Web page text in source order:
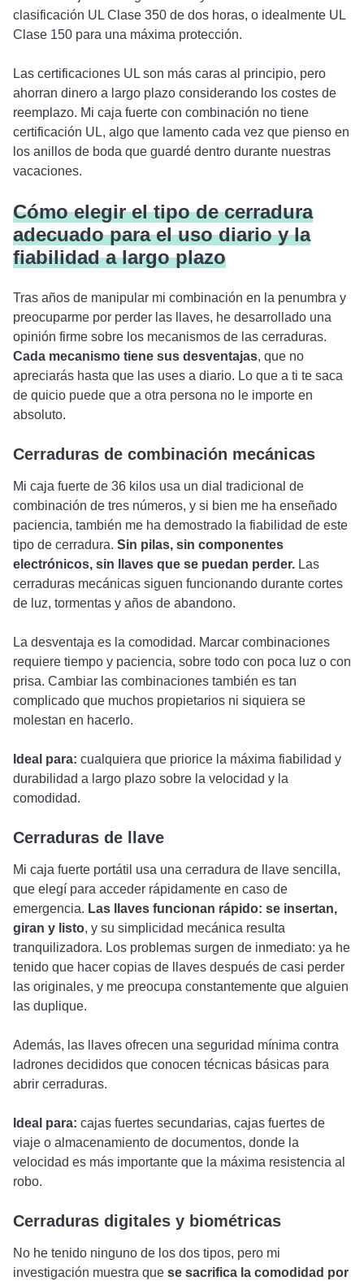
clasificación UL Clase 350 de dos horas, o idealmente UL
Clase 150 para una máxima protección.
Las certificaciones UL son más caras al principio, pero
ahorran dinero a largo plazo considerando los costes de
reemplazo. Mi caja fuerte con combinación no tiene
certificación UL, algo que lamento cada vez que pienso en
los anillos de boda que guardé dentro durante nuestras
vacaciones.
Cómo elegir el tipo de cerradura
adecuado para el uso diario y la
fiabilidad a largo plazo
Tras años de manipular mi combinación en la penumbra y
preocuparme por perder las llaves, he desarrollado una
opinión firme sobre los mecanismos de las cerraduras.
Cada mecanismo tiene sus desventajas, que no
apreciarás hasta que las uses a diario. Lo que a ti te saca
de quicio puede que a otra persona no le importe en
absoluto.
Cerraduras de combinación mecánicas
Mi caja fuerte de 36 kilos usa un dial tradicional de
combinación de tres números, y si bien me ha enseñado
paciencia, también me ha demostrado la fiabilidad de este
tipo de cerradura. Sin pilas, sin componentes
electrónicos, sin llaves que se puedan perder. Las
cerraduras mecánicas siguen funcionando durante cortes
de luz, tormentas y años de abandono.
La desventaja es la comodidad. Marcar combinaciones
requiere tiempo y paciencia, sobre todo con poca luz o con
prisa. Cambiar las combinaciones también es tan
complicado que muchos propietarios ni siquiera se
molestan en hacerlo.
Ideal para: cualquiera que priorice la máxima fiabilidad y
durabilidad a largo plazo sobre la velocidad y la
comodidad.
Cerraduras de llave
Mi caja fuerte portátil usa una cerradura de llave sencilla,
que elegí para acceder rápidamente en caso de
emergencia. Las llaves funcionan rápido: se insertan,
giran y listo, y su simplicidad mecánica resulta
tranquilizadora. Los problemas surgen de inmediato: ya he
tenido que hacer copias de llaves después de casi perder
las originales, y me preocupa constantemente que alguien
las duplique.
Además, las llaves ofrecen una seguridad mínima contra
ladrones decididos que conocen técnicas básicas para
abrir cerraduras.
Ideal para: cajas fuertes secundarias, cajas fuertes de
viaje o almacenamiento de documentos, donde la
velocidad es más importante que la máxima resistencia al
robo.
Cerraduras digitales y biométricas
No he tenido ninguno de los dos tipos, pero mi
investigación muestra que se sacrifica la comodidad por